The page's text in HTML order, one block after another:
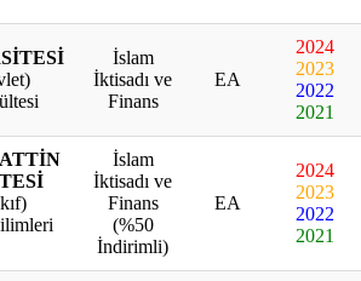
İslam
İktisadı ve
Finans
EA
2024
2023
2022
2021
İslam
İktisadı ve
Finans
(%50
İndirimli)
EA
2024
2023
2022
2021